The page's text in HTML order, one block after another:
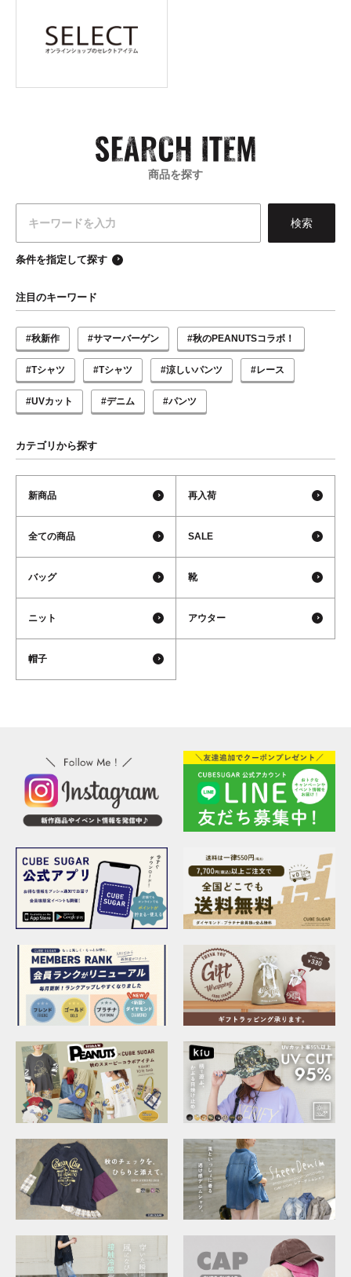
商品を探す
条件を指定して探す
注目のキーワード
#秋新作 #サマーバーゲン #秋のPEANUTSコラボ！
#Tシャツ #Tシャツ #涼しいパンツ #レース
#UVカット #デニム #パンツ
カテゴリから探す
新商品 再入荷
全ての商品 SALE
バッグ 靴
ニット アウター
帽子